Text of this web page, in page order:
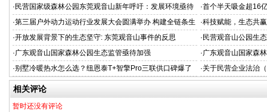
化发展新标杆
· 民营国家级森林公园东莞观音山新年呼吁：发展环境亟待
改善
·首个半天吸金超16
机构疯抢，超购逾2
·第三届户外动力运动行业发展大会圆满举办 构建全链条生
态闭环，开启户外动力运动黄金时代
·科技赋能，生态共
业空调新标准
·开放发展背景下的生态坚守: 东莞观音山事件的反思 · 民营观音山公园生
·广东观音山国家森林公园生态监管亟待加强 ·广东观音山国家森
·别墅冷暖热水怎么选？纽恩泰T+智擎Pro三联供口碑爆了 ·关于民营企业法治
（三）
相关评论
暂时还没有评论